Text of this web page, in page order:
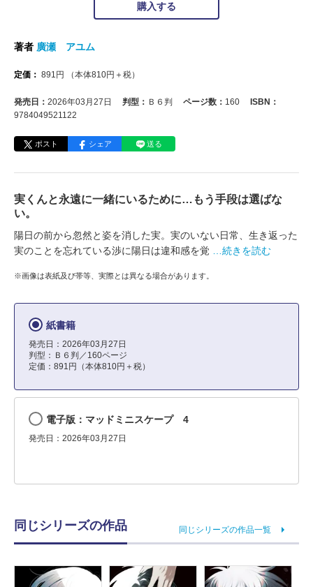
購入する
著者 廣瀬 アユム
定価： 891 円 （本体810円＋税）
発売日： 2026年03月27日 判型： Ｂ６判 ページ数： 160
ISBN：
9784049521122
ポスト シェア 送る
実くんと永遠に一緒にいるために…もう手段は選ばな
い。
陽日の前から忽然と姿を消した実。実のいない日常、生き返った
実のことを忘れている渉に陽日は違和感を覚
…続きを読む
※画像は表紙及び帯等、実際とは異なる場合があります。
紙書籍
発売日：2026年03月27日
判型：Ｂ６判／160ページ
定価：891円（本体810円＋税）
電子版：マッドミニスケープ 4
発売日：2026年03月27日
同じシリーズの作品 同じシリーズの作品一覧